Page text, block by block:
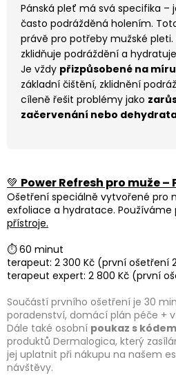
Pánská pleť má svá specifika –
často podrážděná holením.
právě pro potřeby mužské
zklidňuje podráždění a
Je vždy přizpůsobené na míru
základní čištění, zklidnění
cíleně řešit problémy jako
začervenání nebo
💚 Power Refresh pro muže
Ošetření speciálně vytvořené pro
exfoliace a hydratace. Používáme
přístroje.
⏱ 60 minut
terapeut: 2 300 Kč (první ošetření
terapeut expert: 2 800 Kč (první
Součástí prvního ošetření je 30
poradenství, domácí plán péče +
Dále také osobní poukaz s
produktů Dermalogica, který
jej uplatnit při nákupu na našem
návštěvy.